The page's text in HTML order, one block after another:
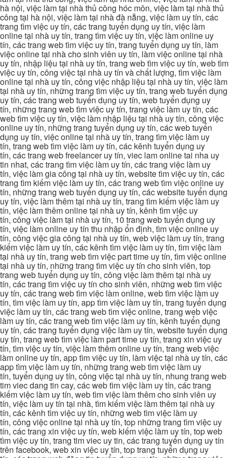
hà nội, việc làm tại nhà thủ công hóc môn, việc làm tại nhà thủ
công tại hà nội, việc làm tại nhà đà nẵng, việc làm uy tín, các
trang tìm việc uy tín, các trang tuyển dụng uy tín, việc làm
online tại nhà uy tín, trang tìm việc uy tín, việc làm online uy
tín, các trang web tìm việc uy tín, trang tuyển dụng uy tín, làm
việc online tại nhà cho sinh viên uy tín, làm việc online tại nhà
uy tín, nhập liệu tại nhà uy tín, trang web tìm việc uy tín, web tìm
việc uy tín, công việc tại nhà uy tín và chất lượng, tìm việc làm
online tại nhà uy tín, công việc nhập liệu tại nhà uy tín, việc làm
tại nhà uy tín, những trang tìm việc uy tín, trang web tuyển dụng
uy tín, các trang web tuyển dụng uy tín, web tuyển dụng uy
tín, những trang web tìm việc uy tín, trang việc làm uy tín, các
web tìm việc uy tín, việc làm nhập liệu tại nhà uy tín, công việc
online uy tín, những trang tuyển dụng uy tín, các web tuyển
dụng uy tín, việc online tại nhà uy tín, trang tìm việc làm uy
tín, trang web tìm việc làm uy tín, các kênh tuyển dụng uy
tín, các trang web freelancer uy tín, viec lam online tai nha uy
tin nhat, các trang tìm việc làm uy tín, các trang việc làm uy
tín, việc làm gia công tại nhà uy tín, website tìm việc uy tín, các
trang tìm kiếm việc làm uy tín, các trang web tìm việc online uy
tín, những trang web tuyển dụng uy tín, các website tuyển dụng
uy tín, việc làm thêm tại nhà uy tín, trang tìm kiếm việc làm uy
tín, việc làm thêm online tại nhà uy tín, kênh tìm việc uy
tín, công việc làm tại nhà uy tín, 10 trang web tuyển dụng uy
tín, việc làm online uy tín thu nhập ổn định, tìm việc online uy
tín, công việc gia công tại nhà uy tín, web việc làm uy tín, trang
kiếm việc làm uy tín, các kênh tìm việc làm uy tín, tìm việc làm
tại nhà uy tín, trang web tìm việc part time uy tín, tìm việc online
tại nhà uy tín, những trang tìm việc uy tín cho sinh viên, top
trang web tuyển dụng uy tín, công việc làm thêm tại nhà uy
tín, các trang tìm việc uy tín cho sinh viên, những web tìm việc
uy tín, các trang web tìm việc làm online, web tìm việc làm uy
tín, tìm việc làm uy tín, app tìm việc làm uy tín, trang tuyển dụng
việc làm uy tín, các trang web tìm việc online, trang web việc
làm uy tín, các trang web tìm việc làm uy tín, kênh tuyển dụng
uy tín, các trang tuyển dụng việc làm uy tín, website tuyển dụng
uy tín, trang web tìm việc làm part time uy tín, trang xin việc uy
tín, tìm việc uy tín, việc làm thêm online uy tín, trang web việc
làm online uy tín, app tìm việc uy tín, làm việc tại nhà uy tín, các
app tìm việc làm uy tín, những trang web tìm việc làm uy
tín, tuyển dụng uy tín, công việc tại nhà uy tín, nhung trang web
tim viec dang tin cay, các web tìm việc làm uy tín, các trang
kiếm việc làm uy tín, web tìm việc làm thêm cho sinh viên uy
tín, việc làm uy tín tại nhà, tìm kiếm việc làm thêm tại nhà uy
tín, các kênh tìm việc uy tín, những web tìm việc làm uy
tín, công việc online tại nhà uy tín, top những trang tìm việc uy
tín, các trang xin việc uy tín, web kiếm việc làm uy tín, top web
tìm việc uy tín, trang tim viec uy tin, các trang tuyển dụng uy tín
trên facebook, web xin việc uy tín, top trang tuyển dụng uy